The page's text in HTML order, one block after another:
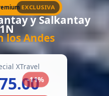
EXCLUSIVA
y Salkantay
los Andes
XTravel
-11%